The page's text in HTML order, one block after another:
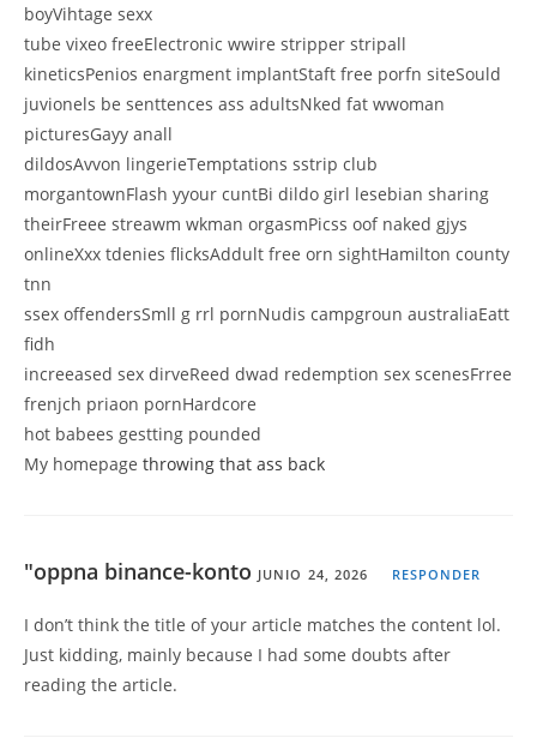
boyVihtage sexx
tube vixeo freeElectronic wwire stripper stripall
kineticsPenios enargment implantStaft free porfn siteSould
juvionels be senttences ass adultsNked fat wwoman
picturesGayy anall
dildosAvvon lingerieTemptations sstrip club
morgantownFlash yyour cuntBi dildo girl lesebian sharing
theirFreee streawm wkman orgasmPicss oof naked gjys
onlineXxx tdenies flicksAddult free orn sightHamilton county
tnn
ssex offendersSmll g rrl pornNudis campgroun australiaEatt
fidh
increeased sex dirveReed dwad redemption sex scenesFrree
frenjch priaon pornHardcore
hot babees gestting pounded
My homepage throwing that ass back
"oppna binance-konto JUNIO 24, 2026 RESPONDER
I don’t think the title of your article matches the content lol.
Just kidding, mainly because I had some doubts after
reading the article.